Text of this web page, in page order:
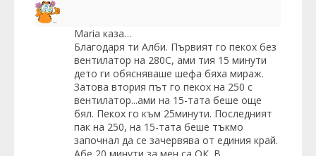
Maria каза…
Благодаря ти Алби. Първият го пекох без
вентилатор на 280С, ами тия 15 минути
дето ги обясняваше шефа бяха мираж.
Затова втория път го пекох на 250 с
вентилатор...ами на 15-тата беше още
бял. Пекох го към 25минути. Последният
пак на 250, на 15-тата беше тъкмо
започнал да се зачервява от единия край.